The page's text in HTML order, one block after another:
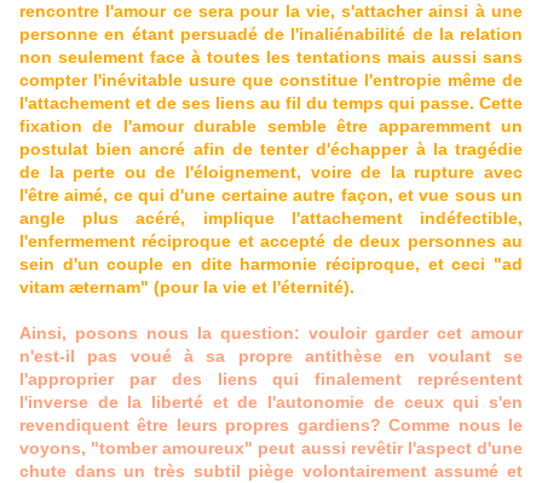
rencontre l'amour ce sera pour la vie, s'attacher ainsi à une
personne en étant persuadé de l'inaliénabilité de la relation
non seulement face à toutes les tentations mais aussi sans
compter l'inévitable usure que constitue l'entropie même de
l'attachement et de ses liens au fil du temps qui passe. Cette
fixation de l'amour durable semble être apparemment un
postulat bien ancré afin de tenter d'échapper à la tragédie
de la perte ou de l'éloignement, voire de la rupture avec
l'être aimé, ce qui d'une certaine autre façon, et vue sous un
angle plus acéré, implique l'attachement indéfectible,
l'enfermement réciproque et accepté de deux personnes au
sein d'un couple en dite harmonie réciproque, et ceci "ad
vitam æternam" (pour la vie et l'éternité).
Ainsi, posons nous la question: vouloir garder cet amour
n'est-il pas voué à sa propre antithèse en voulant se
l'approprier par des liens qui finalement représentent
l'inverse de la liberté et de l'autonomie de ceux qui s'en
revendiquent être leurs propres gardiens? Comme nous le
voyons, "tomber amoureux" peut aussi revêtir l'aspect d'une
chute dans un très subtil piège volontairement assumé et